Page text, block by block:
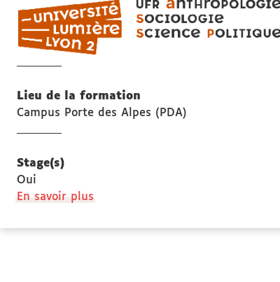
la
fiche
Lieu de la formation
Campus Porte des Alpes (PDA)
Stage(s)
Oui
En savoir plus
des